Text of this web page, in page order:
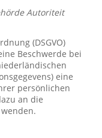
Autoriteit
(DSGVO)
Beschwerde bei
eine
persönlichen
an die